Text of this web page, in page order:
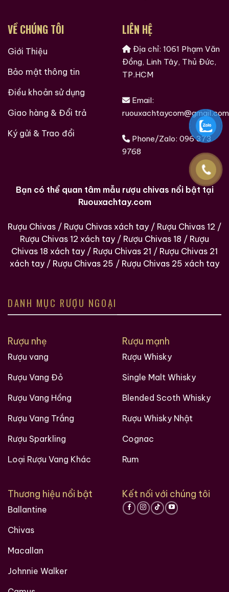
VỀ CHÚNG TÔI
Giới Thiệu
Bảo mật thông tin
Điều khoản sử dụng
Giao hàng & Đổi trả
Ký gửi & Trao đổi
LIÊN HỆ
Địa chỉ: 1061 Phạm Văn
Đồng, Linh Tây, Thủ Đức,
TP.HCM
Email:
ruouxachtaycom@gmail.com
Phone/Zalo: 096 373
9768
Bạn có thể quan tâm mẫu rượu chivas nổi bật tại
Ruouxachtay.com
Rượu Chivas / Rượu Chivas xách tay / Rượu Chivas 12 /
Rượu Chivas 12 xách tay / Rượu Chivas 18 / Rượu
Chivas 18 xách tay / Rượu Chivas 21 / Rượu Chivas 21
xách tay / Rượu Chivas 25 / Rượu Chivas 25 xách tay
DANH MỤC RƯỢU NGOẠI
Rượu nhẹ
Rượu vang
Rượu Vang Đỏ
Rượu Vang Hồng
Rượu Vang Trắng
Rượu Sparkling
Loại Rượu Vang Khác
Rượu mạnh
Rượu Whisky
Single Malt Whisky
Blended Scoth Whisky
Rượu Whisky Nhật
Cognac
Rum
Thương hiệu nổi bật
Ballantine
Chivas
Macallan
Johnnie Walker
Kết nối với chúng tôi